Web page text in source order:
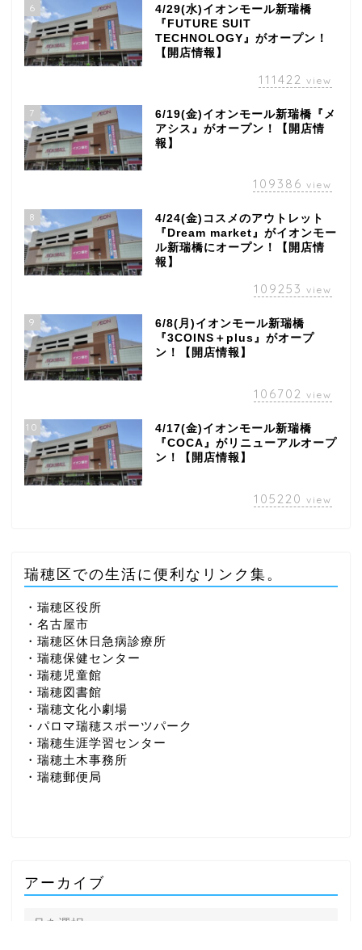
6
4/29(水)イオンモール新瑞橋
『FUTURE SUIT
TECHNOLOGY』がオープン！
【開店情報】
111422 view
7
6/19(金)イオンモール新瑞橋『メ
アシス』がオープン！【開店情
報】
109386 view
8
4/24(金)コスメのアウトレット
『Dream market』がイオンモー
ル新瑞橋にオープン！【開店情
報】
109253 view
9
6/8(月)イオンモール新瑞橋
『3COINS＋plus』がオープ
ン！【開店情報】
106702 view
10
4/17(金)イオンモール新瑞橋
『COCA』がリニューアルオープ
ン！【開店情報】
105220 view
瑞穂区での生活に便利なリンク集。
・瑞穂区役所
・名古屋市
・瑞穂区休日急病診療所
・瑞穂保健センター
・瑞穂児童館
・瑞穂図書館
・瑞穂文化小劇場
・パロマ瑞穂スポーツパーク
・瑞穂生涯学習センター
・瑞穂土木事務所
・瑞穂郵便局
アーカイブ